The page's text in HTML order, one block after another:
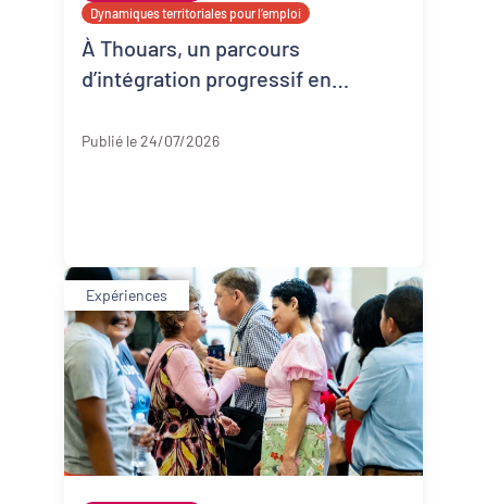
Dynamiques territoriales pour l’emploi
À Thouars, un parcours
d’intégration progressif en
Publié le 24/07/2026
Expériences